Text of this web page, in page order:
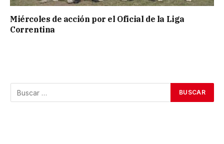
Miércoles de acción por el Oficial de la Liga
Correntina